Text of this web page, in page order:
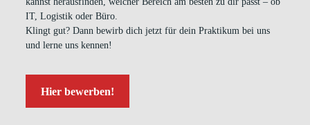
IT, Logistik oder Büro.
Klingt gut? Dann bewirb dich jetzt für dein Praktikum bei uns
und lerne uns kennen!
Hier bewerben!